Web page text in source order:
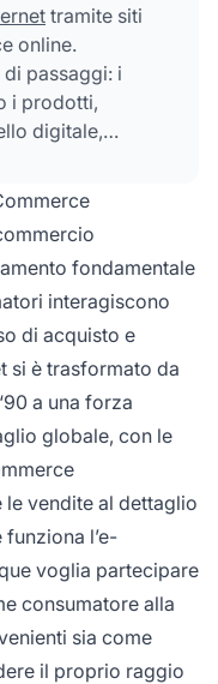
tramite siti
online.
passaggi: i
i prodotti,
digitale,
elabora
il prodotto
cliente.
fondamentale
interagiscono
di acquisto e
si è trasformato da
a una forza
globale, con le
vendite al dettaglio
l’e-
voglia partecipare
consumatore alla
sia come
il proprio raggio